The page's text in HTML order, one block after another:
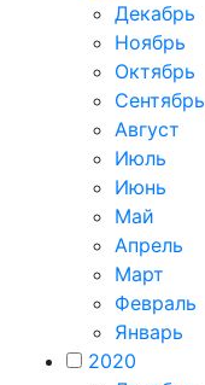
Декабрь
Ноябрь
Октябрь
Сентябрь
Август
Июль
Июнь
Май
Апрель
Март
Февраль
Январь
2020